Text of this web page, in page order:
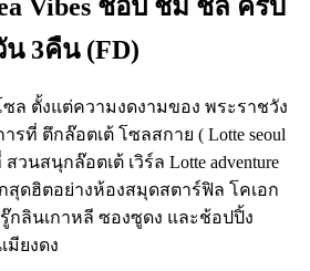
Vibes ช้อป ชิม ชิล ครบ
3คืน (FD)
ล ตั้งแต่ความงดงามของ พระราชวัง
รที่ ตึกล๊อตเต้ โซลสกาย ( Lotte seoul
นสนุกล๊อตเต้ เวิร์ล Lotte adventure
สุดฮิตอย่างห้องสมุดสตาร์ฟิล โคเอก
กลินเกาหลี ซองซูดง และช้อปปิ้ง
มียงดง